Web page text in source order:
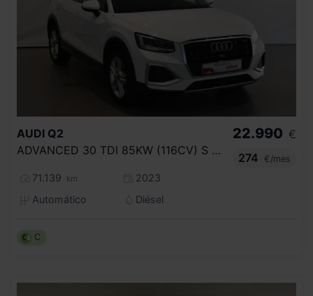
AUDI Q2
ADVANCED 30 TDI 85KW (116CV) S TRONIC
71.139 km
2023
Automático
Diésel
22.990 €
274
€/mes
C